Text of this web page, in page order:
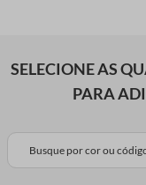
SELECIONE AS
PARA
Busque por cor ou